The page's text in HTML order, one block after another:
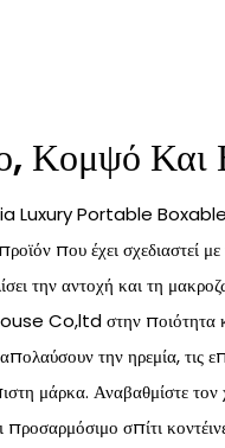
Κομψό Και
Luxury Portable
που έχει σχεδιαστεί με
την αντοχή και τη
Co,ltd στην ποιότητα
την ηρεμία, τις
μάρκα. Αναβαθμίστε
σπίτι